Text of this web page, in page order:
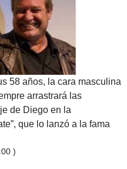
58 años, la cara masculina
arrastrará las
de Diego en la
que lo lanzó a la fama
)